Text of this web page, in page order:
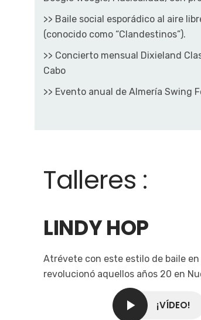
>> Baile social esporádico al aire
(conocido como “Clandestinos”).
>> Concierto mensual Dixieland
Cabo
>> Evento anual de Almería Swing
Talleres :
LINDY HOP
Atrévete con este estilo de baile
revolucionó aquellos años 20 en
¡VÍDEO!